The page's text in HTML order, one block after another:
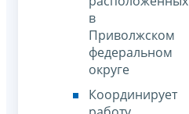
в
Приволжском
федеральном
округе
Координирует